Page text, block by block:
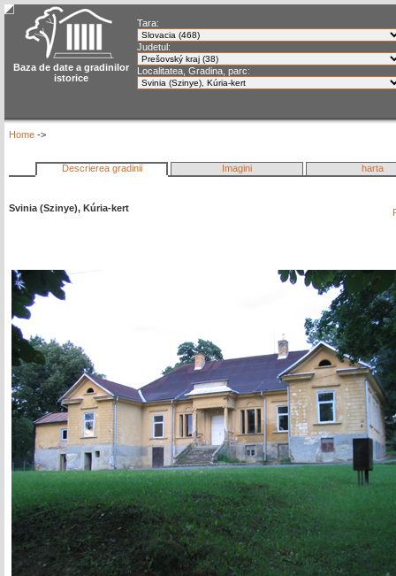
Baza de date a gradinilor
istorice
Tara:
Judetul:
Localitatea, Gradina, parc:
Home ->
Descrierea gradinii Imagini harta
Svinia (Szinye), Kúria-kert